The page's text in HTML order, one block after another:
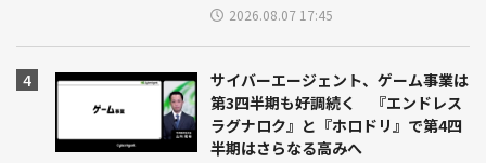
2026.08.07 17:45
サイバーエージェント、ゲーム事業は
第3四半期も好調続く 『エンドレス
ラグナロク』と『ホロドリ』で第4四
半期はさらなる高みへ